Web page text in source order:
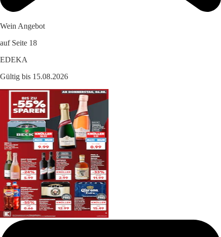
Wein Angebot
auf Seite 18
EDEKA
Gültig bis 15.08.2026